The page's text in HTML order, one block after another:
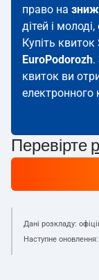
право на
дітей і молоді,
Купіть квиток
EuroPodorozh.
квиток ви
електронного
Перевірте
Дані розкладу:
Наступне оновлення: